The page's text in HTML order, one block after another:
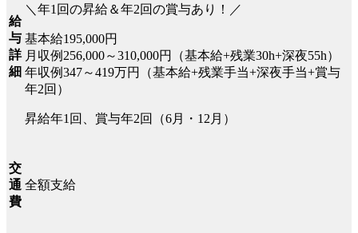
給
与
詳
細
＼年1回の昇給＆年2回の賞与あり！／
基本給195,000円
月収例256,000～310,000円（基本給+残業30h+深夜55h）
年収例347～419万円（基本給+残業手当+深夜手当+賞与
年2回）
昇給年1回、賞与年2回（6月・12月）
交
通
費
全額支給